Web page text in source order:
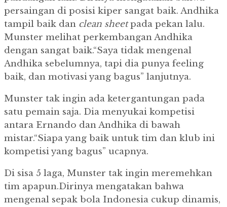
persaingan di posisi kiper sangat baik. Andhika
tampil baik dan clean sheetpada pekan lalu.
Munster melihat perkembangan Andhika
dengan sangat baik.“Saya tidak mengenal
Andhika sebelumnya, tapi dia punya feeling
baik, dan motivasi yang bagus” lanjutnya.
Munster tak ingin ada ketergantungan pada
satu pemain saja. Dia menyukai kompetisi
antara Ernando dan Andhika di bawah
mistar.“Siapa yang baik untuk tim dan klub ini
kompetisi yang bagus” ucapnya.
Di sisa 5 laga, Munster tak ingin meremehkan
tim apapun.Dirinya mengatakan bahwa
mengenal sepak bola Indonesia cukup dinamis,